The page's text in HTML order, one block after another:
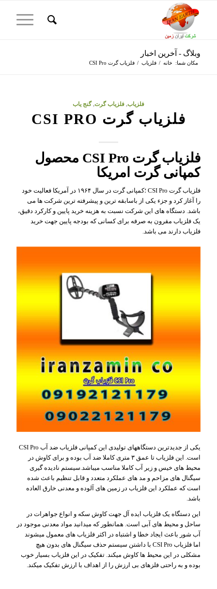
وبلاگ - آخرین اخبار
مکان شما: خانه / فلزیاب / فلزیاب گرت CSI Pro
فلزیاب, فلزیاب گرت,گنج یاب
فلزیاب گرت CSI PRO
فلزیاب گرت CSI Pro محصول
کمپانی گرت امریکا
فلزیاب گرت CSI Pro ؛کمپانی گرت در سال ۱۹۶۴ در آمریکا فعالیت خود
را آغاز کرد و جزء یکی از باسابقه ترین و پیشرفته ترین شرکت ها می
باشد. دستگاه های این شرکت نسبت به هزینه خرید پایین و کارکرد دقیق،
یک فلزیاب مقرون به صرفه برای کسانی که بودجه پایین جهت خرید
فلزیاب دارند می باشد.
یکی از جدیدترین دستگاههای تولیدی این کمپانی فلزیاب ضد آب CSI Pro
است. این فلزیاب تا عمق ۳ متری کاملا ضد آب بوده و برای کاوش در
محیط های خیس و زیر آب کاملا مناسب میباشد.سیستم نادیده گیری
سیگنال های مزاحم و مد های عملکرد متعدد و قابل تنظیم باعث شده
است که عملکرد این فلزیاب در زمین های آلوده و معدنی خارق العاده
باشد.
این دستگاه یک فلزیاب ایده آل جهت کاوش سکه و انواع جواهرات در
ساحل و محیط های آبی است. همانطور که میدانید مواد معدنی موجود در
آب شور باعث ایجاد خطا و اشتباه در اکثر فلزیاب های معمول میشوند
اما فلزیاب CSI Pro با داشتن سیستم حذف سیگنال های بدون هیچ
مشکلی در این محیط ها کاوش میکند. تفکیک در این فلزیاب بسیار خوب
بوده و به راحتی فلزهای بی ارزش را از اهداف با ارزش تفکیک میکند.